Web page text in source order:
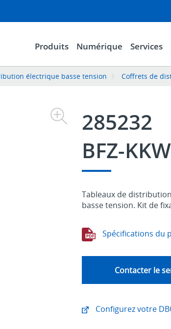
Produits Numérique Services
électrique basse tension Coffrets de
285232
BFZ-
Tableaux de
basse tension. Kit de
Spécifications du
Contacter le
Configurez votre